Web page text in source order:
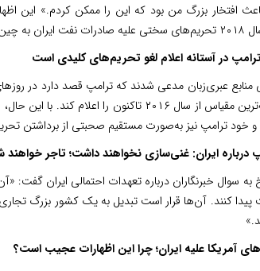
افتخار بزرگ من بود که این را ممکن کردم.» این
کرده بود.
در آستانه اعلام لغو تحریم‌های کلیدی است
منابع عبری‌زبان مدعی شدند که ترامپ قصد دارد در
ایران، در بزرگ‌ترین مقیاس از سال ۲۰۱۶
و خود ترامپ نیز به‌صورت مستقیم صحبتی از برداشتن
درباره ایران: غنی‌سازی نخواهند داشت؛ تاجر خواهند
به سوال خبرنگاران درباره تعهدات احتمالی ایران گفت:
کنند. آن‌ها قرار است تبدیل به یک کشور بزرگ
آمریکا علیه ایران؛ چرا این اظهارات عجیب است؟